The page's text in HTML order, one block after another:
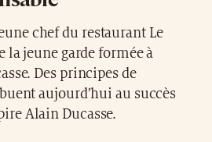
chef du restaurant Le
la jeune garde formée à
Des principes de
aujourd’hui au succès
Alain Ducasse.